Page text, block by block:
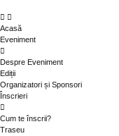
Acasă
Eveniment
Despre Eveniment
Ediții
Organizatori și Sponsori
Înscrieri
Cum te înscrii?
Traseu